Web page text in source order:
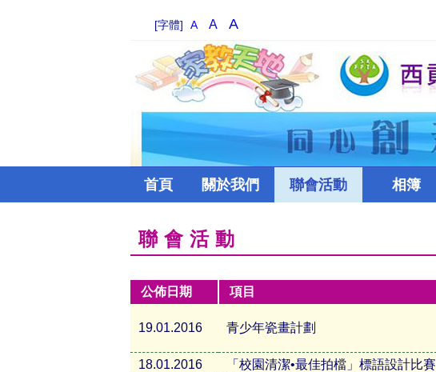
[字體] A A A
首頁 關於我們 聯會活動 相簿
聯會活動
公佈日期 項目
19.01.2016 青少年瓷畫計劃
18.01.2016
「校園清潔•最佳拍檔」標語設計比賽